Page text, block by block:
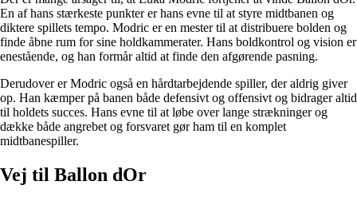
En af hans stærkeste punkter er hans evne til at styre midtbanen og
diktere spillets tempo. Modric er en mester til at distribuere bolden og
finde åbne rum for sine holdkammerater. Hans boldkontrol og vision er
enestående, og han formår altid at finde den afgørende pasning.
Derudover er Modric også en hårdtarbejdende spiller, der aldrig giver
op. Han kæmper på banen både defensivt og offensivt og bidrager altid
til holdets succes. Hans evne til at løbe over lange strækninger og
dække både angrebet og forsvaret gør ham til en komplet
midtbanespiller.
Vej til Ballon dOr